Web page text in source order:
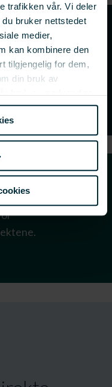
trafikken vår. Vi deler
bruker nettstedet
medier,
kan kombinere den
tilgjengelig for dem,
din bruk av
bruk av nødvendige
vårt.
til en digital
utlysninger.